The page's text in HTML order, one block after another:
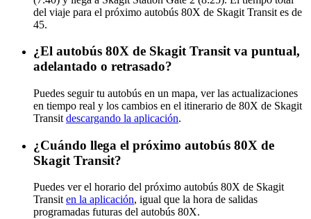
del viaje para el próximo autobús 80X de Skagit Transit es de
45.
¿El autobús 80X de Skagit Transit va puntual,
adelantado o retrasado?
Puedes seguir tu autobús en un mapa, ver las actualizaciones
en tiempo real y los cambios en el itinerario de 80X de Skagit
Transit descargando la aplicación.
¿Cuándo llega el próximo autobús 80X de
Skagit Transit?
Puedes ver el horario del próximo autobús 80X de Skagit
Transit en la aplicación, igual que la hora de salidas
programadas futuras del autobús 80X.